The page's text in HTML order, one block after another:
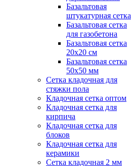
Базальтовая
штукатурная сетка
Базальтовая сетка
для газобетона
Базальтовая сетка
20x20 см
Базальтовая сетка
50x50 мм
Сетка кладочная для
стяжки пола
Кладочная сетка оптом
Кладочная сетка для
кирпича
Кладочная сетка для
блоков
Кладочная сетка для
керамики
Сетка кладочная 2 мм